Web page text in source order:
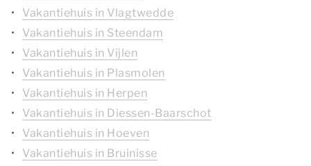
Vakantiehuis in Vlagtwedde
Vakantiehuis in Steendam
Vakantiehuis in Vijlen
Vakantiehuis in Plasmolen
Vakantiehuis in Herpen
Vakantiehuis in Diessen-Baarschot
Vakantiehuis in Hoeven
Vakantiehuis in Bruinisse